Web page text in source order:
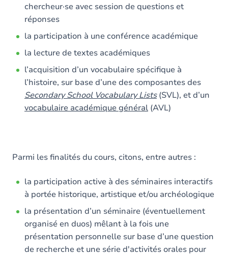
chercheur·se avec session de questions et
réponses
la participation à une conférence académique
la lecture de textes académiques
l’acquisition d’un vocabulaire spécifique à
l’histoire, sur base d’une des composantes des
Secondary School Vocabulary Lists(SVL), et d’un
vocabulaire académique général (AVL)
Parmi les finalités du cours, citons, entre autres :
la participation active à des séminaires interactifs
à portée historique, artistique et/ou archéologique
la présentation d’un séminaire (éventuellement
organisé en duos) mêlant à la fois une
présentation personnelle sur base d’une question
de recherche et une série d'activités orales pour